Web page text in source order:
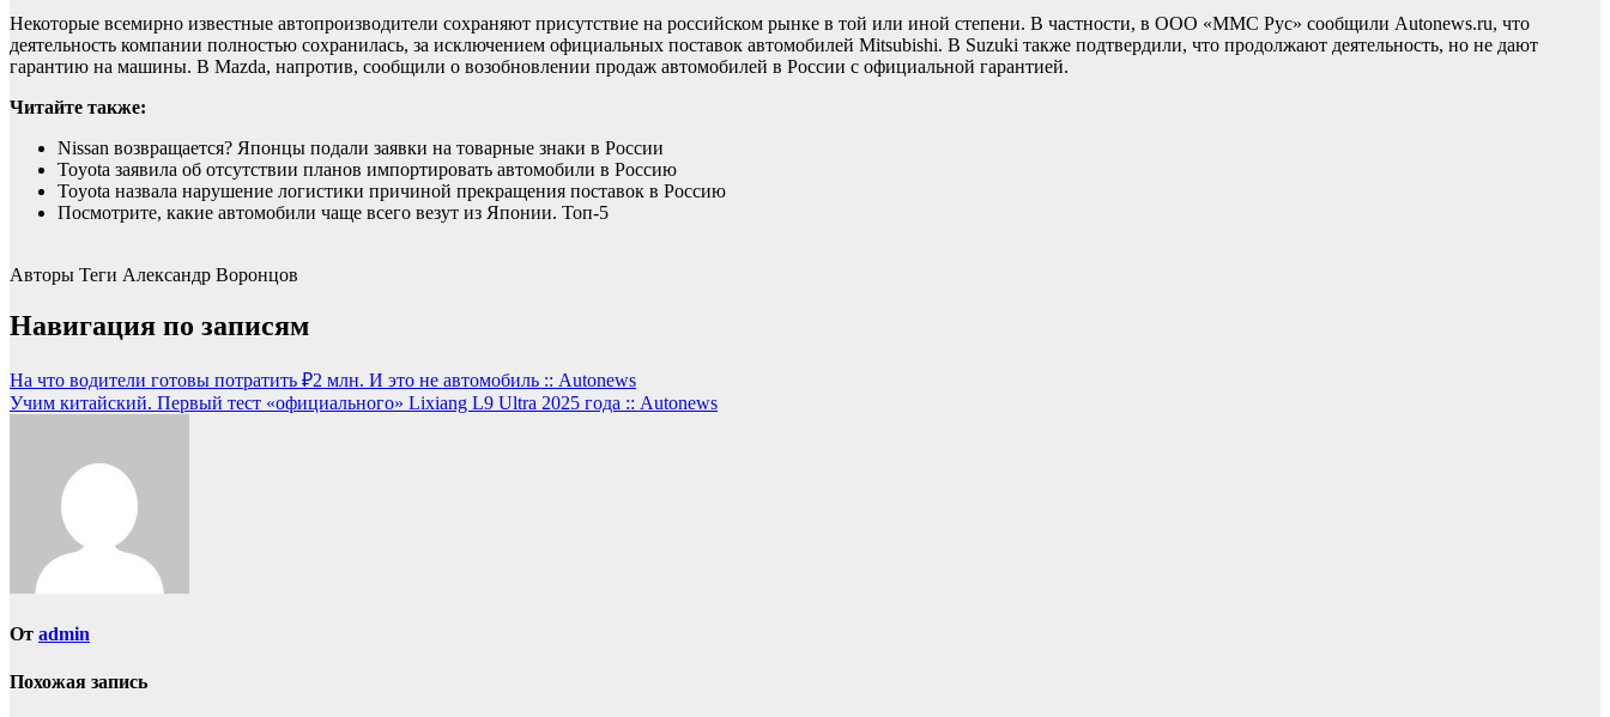
Некоторые всемирно известные автопроизводители сохраняют присутствие на российском рынке в той или иной степени. В частности, в ООО «ММС Рус» сообщили Autonews.ru, что
деятельность компании полностью сохранилась, за исключением официальных поставок автомобилей Mitsubishi. В Suzuki также подтвердили, что продолжают деятельность, но не дают
гарантию на машины. В Mazda, напротив, сообщили о возобновлении продаж автомобилей в России с официальной гарантией.
Читайте также:
Nissan возвращается? Японцы подали заявки на товарные знаки в России
Toyota заявила об отсутствии планов импортировать автомобили в Россию
Toyota назвала нарушение логистики причиной прекращения поставок в Россию
Посмотрите, какие автомобили чаще всего везут из Японии. Топ-5
Авторы Теги Александр Воронцов
Навигация по записям
На что водители готовы потратить ₽2 млн. И это не автомобиль :: Autonews
Учим китайский. Первый тест «официального» Lixiang L9 Ultra 2025 года :: Autonews
От admin
Похожая запись